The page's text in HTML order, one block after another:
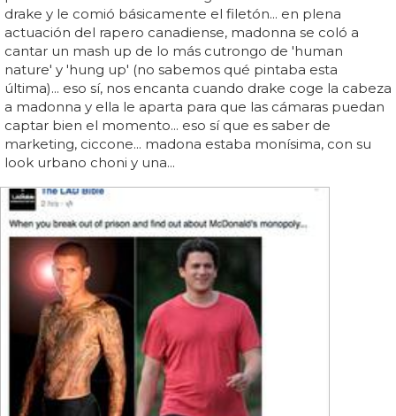
drake y le comió básicamente el filetón... en plena
actuación del rapero canadiense, madonna se coló a
cantar un mash up de lo más cutrongo de 'human
nature' y 'hung up' (no sabemos qué pintaba esta
última)... eso sí, nos encanta cuando drake coge la cabeza
a madonna y ella le aparta para que las cámaras puedan
captar bien el momento... eso sí que es saber de
marketing, ciccone... madona estaba monísima, con su
look urbano choni y una...